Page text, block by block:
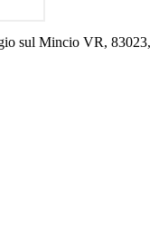
sul Mincio VR, 83023,